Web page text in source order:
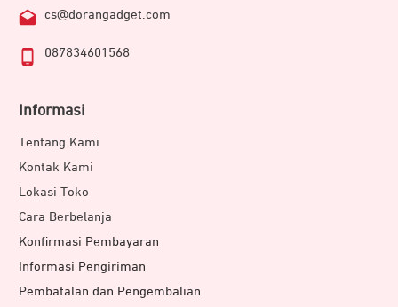
cs@dorangadget.com
087834601568
Informasi
Tentang Kami
Kontak Kami
Lokasi Toko
Cara Berbelanja
Konfirmasi Pembayaran
Informasi Pengiriman
Pembatalan dan Pengembalian